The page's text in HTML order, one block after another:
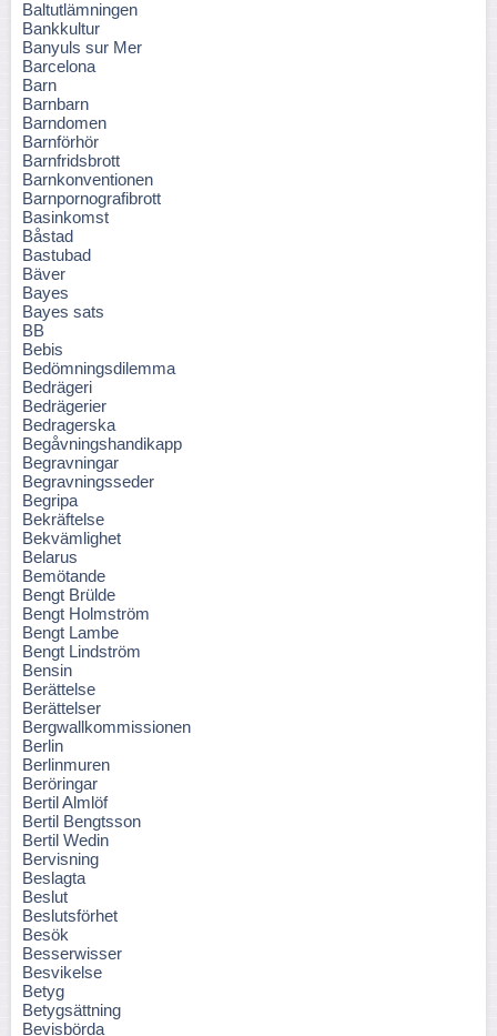
Baltutlämningen
Bankkultur
Banyuls sur Mer
Barcelona
Barn
Barnbarn
Barndomen
Barnförhör
Barnfridsbrott
Barnkonventionen
Barnpornografibrott
Basinkomst
Båstad
Bastubad
Bäver
Bayes
Bayes sats
BB
Bebis
Bedömningsdilemma
Bedrägeri
Bedrägerier
Bedragerska
Begåvningshandikapp
Begravningar
Begravningsseder
Begripa
Bekräftelse
Bekvämlighet
Belarus
Bemötande
Bengt Brülde
Bengt Holmström
Bengt Lambe
Bengt Lindström
Bensin
Berättelse
Berättelser
Bergwallkommissionen
Berlin
Berlinmuren
Beröringar
Bertil Almlöf
Bertil Bengtsson
Bertil Wedin
Bervisning
Beslagta
Beslut
Beslutsförhet
Besök
Besserwisser
Besvikelse
Betyg
Betygsättning
Bevisbörda